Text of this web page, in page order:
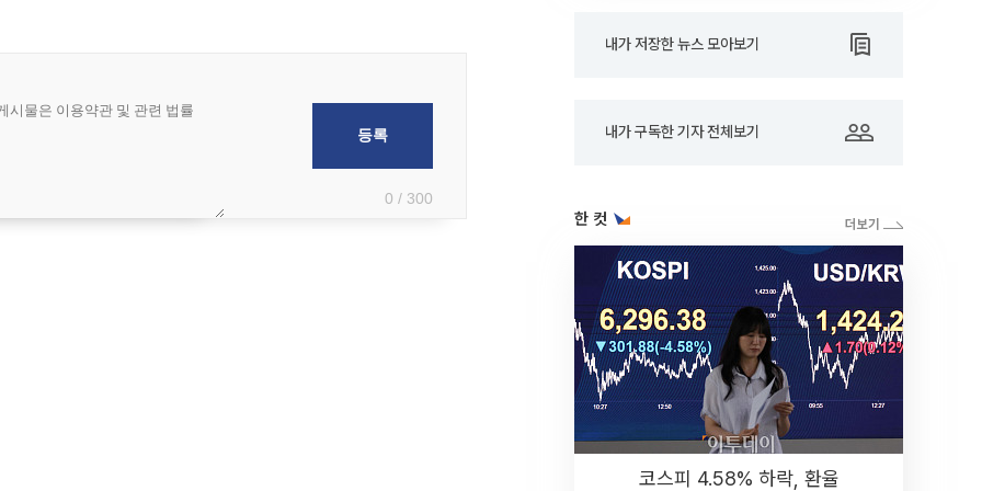
0 / 300
내가 저장한 뉴스 모아보기
내가 구독한 기자 전체보기
한 컷
코스피 4.58% 하락, 환율